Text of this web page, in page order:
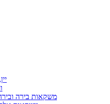
משקאות בירה